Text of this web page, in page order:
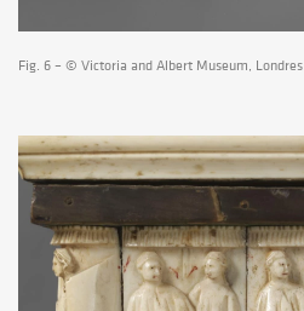
Fig. 6 – © Victoria and Albert Museum, Londres